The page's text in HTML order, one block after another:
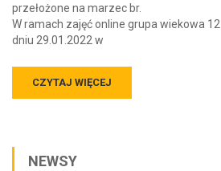
przełożone na marzec br.
W ramach zajęć online grupa wiekowa
dniu 29.01.2022 w
CZYTAJ WIĘCEJ
NEWSY